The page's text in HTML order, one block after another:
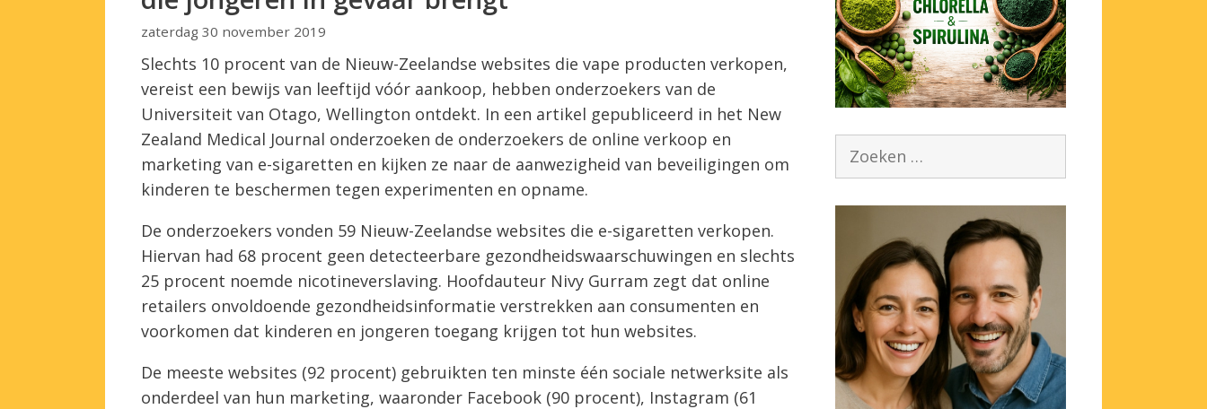
zaterdag 30 november 2019
Slechts 10 procent van de Nieuw-Zeelandse websites die vape producten verkopen,
vereist een bewijs van leeftijd vóór aankoop, hebben onderzoekers van de
Universiteit van Otago, Wellington ontdekt. In een artikel gepubliceerd in het New
Zealand Medical Journal onderzoeken de onderzoekers de online verkoop en
marketing van e-sigaretten en kijken ze naar de aanwezigheid van beveiligingen om
kinderen te beschermen tegen experimenten en opname.
De onderzoekers vonden 59 Nieuw-Zeelandse websites die e-sigaretten verkopen.
Hiervan had 68 procent geen detecteerbare gezondheidswaarschuwingen en slechts
25 procent noemde nicotineverslaving. Hoofdauteur Nivy Gurram zegt dat online
retailers onvoldoende gezondheidsinformatie verstrekken aan consumenten en
voorkomen dat kinderen en jongeren toegang krijgen tot hun websites.
De meeste websites (92 procent) gebruikten ten minste één sociale netwerksite als
onderdeel van hun marketing, waaronder Facebook (90 procent), Instagram (61
Zoek